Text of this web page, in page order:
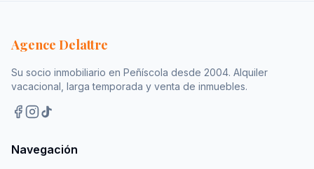
Agence Delattre
Su socio inmobiliario en Peñíscola desde 2004. Alquiler
vacacional, larga temporada y venta de inmuebles.
Navegación